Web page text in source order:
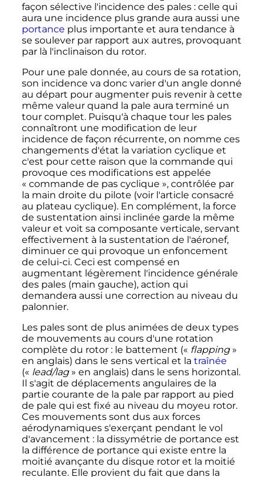
façon sélective l'incidence des pales : celle qui
aura une incidence plus grande aura aussi une
portance plus importante et aura tendance à
se soulever par rapport aux autres, provoquant
par là l'inclinaison du rotor.
Pour une pale donnée, au cours de sa rotation,
son incidence va donc varier d'un angle donné
au départ pour augmenter puis revenir à cette
même valeur quand la pale aura terminé un
tour complet. Puisqu'à chaque tour les pales
connaîtront une modification de leur
incidence de façon récurrente, on nomme ces
changements d'état la variation cyclique et
c'est pour cette raison que la commande qui
provoque ces modifications est appelée
« commande de pas cyclique », contrôlée par
la main droite du pilote (voir l'article consacré
au plateau cyclique). En complément, la force
de sustentation ainsi inclinée garde la même
valeur et voit sa composante verticale, servant
effectivement à la sustentation de l'aéronef,
diminuer ce qui provoque un enfoncement
de celui-ci. Ceci est compensé en
augmentant légèrement l'incidence générale
des pales (main gauche), action qui
demandera aussi une correction au niveau du
palonnier.
Les pales sont de plus animées de deux types
de mouvements au cours d'une rotation
complète du rotor : le battement (« flapping »
en anglais) dans le sens vertical et la traînée
(« lead/lag » en anglais) dans le sens horizontal.
Il s'agit de déplacements angulaires de la
partie courante de la pale par rapport au pied
de pale qui est fixé au niveau du moyeu rotor.
Ces mouvements sont dus aux forces
aérodynamiques s'exerçant pendant le vol
d'avancement : la dissymétrie de portance est
la différence de portance qui existe entre la
moitié avançante du disque rotor et la moitié
reculante. Elle provient du fait que dans la